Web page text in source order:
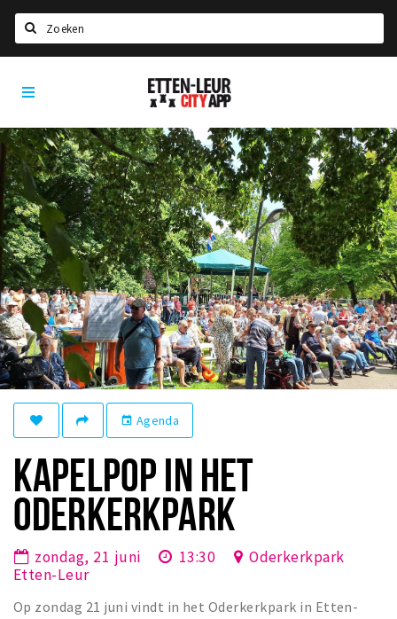
Home
Agenda
Deals
Party pics
Nieuws, interviews & blogs
Eten
Drinken
Slapen
Recreatief
Winkels
Winkelgebieden
Bezienswaardigheden
Musea, theaters & podia
Uitjes & activiteiten
Toeristische routes
Natuurgebieden
Etten-
Leur
App
event Agenda
KAPELPOP IN HET
ODERKERKPARK
zondag, 21 juni 13:30
Oderkerkpark
Etten-Leur
Op zondag 21 juni vindt in het Oderkerkpark in Etten-